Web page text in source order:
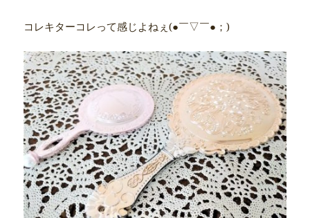
コレキターコレって感じよねぇ(●￣▽￣●；)ゞ